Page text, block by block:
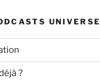
UNIVERSE
?